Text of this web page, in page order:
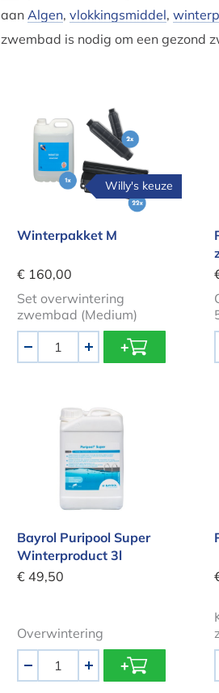
aan Algen, vlokkingsmiddel,
zwembad is nodig om een gezond
Winterpakket M
Willy's keuze
Winterpakket M
€ 160,00
Set overwintering
zwembad (Medium)
+
Bayrol Puripool Super
Bayrol Puripool Super
Winterproduct 3l
€ 49,50
Overwintering
+